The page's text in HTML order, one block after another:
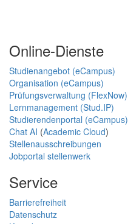
Online-Dienste
Studienangebot (eCampus)
Organisation (eCampus)
Prüfungsverwaltung (FlexNow)
Lernmanagement (Stud.IP)
Studierendenportal (eCampus)
Chat AI (Academic Cloud)
Stellenausschreibungen
Jobportal stellenwerk
Service
Barrierefreiheit
Datenschutz